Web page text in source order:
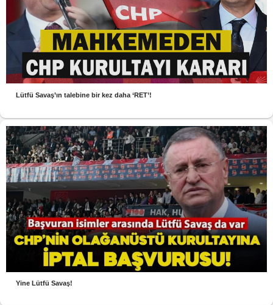
Lütfü Savaş’ın talebine bir kez daha ‘RET’!
Yine Lütfü Savaş!